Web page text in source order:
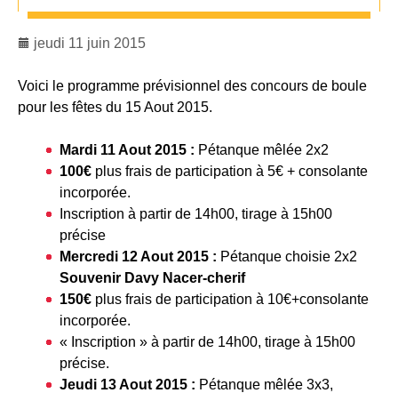
jeudi 11 juin 2015
Voici le programme prévisionnel des concours de boule
pour les fêtes du 15 Aout 2015.
Mardi 11 Aout 2015 : Pétanque mêlée 2x2
100€ plus frais de participation à 5€ + consolante
incorporée.
Inscription à partir de 14h00, tirage à 15h00
précise
Mercredi 12 Aout 2015 : Pétanque choisie 2x2
Souvenir Davy Nacer-cherif
150€ plus frais de participation à 10€+consolante
incorporée.
« Inscription » à partir de 14h00, tirage à 15h00
précise.
Jeudi 13 Aout 2015 : Pétanque mêlée 3x3,